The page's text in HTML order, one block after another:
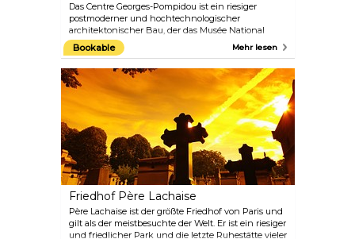
Das Centre Georges-Pompidou ist ein riesiger
postmoderner und hochtechnologischer
architektonischer Bau, der das Musée National
d'Art Moderne (das größte Museum für moderne
Kunst in Europa), eine große öffentliche Bibliothek
und ein Zentrum für Musik und akustische
Forschung beherbergt. Sein Bau war umstritten, da
der symbolträchtige Markt in Les Halles abgerissen
werden musste. Viele Pariser verachteten das
Gebäude zunächst wegen seiner ungewöhnlichen
architektonischen Ästhetik, die ihrer Meinung
nach im Widerspruch zum klassischen und
anspruchsvollen Stil der Stadt stand.
Bookable Mehr lesen
Friedhof Père Lachaise
Père Lachaise ist der größte Friedhof von Paris und
gilt als der meistbesuchte der Welt. Er ist ein riesiger
und friedlicher Park und die letzte Ruhestätte vieler